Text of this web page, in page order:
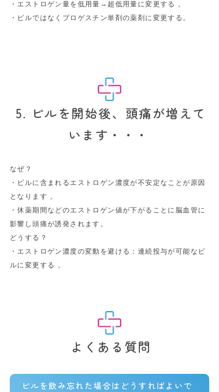
・エストロゲン量を低用量→超低用量に変更する 。
・ピルではなくプロゲスチン単剤の薬剤に変更する。
5. ピルを開始後、頭痛が増えて
います・・・
なぜ？
・ピルに含まれるエストロゲン濃度が不安定なことが原因
となります 。
・休薬期間などのエストロゲン値が下がることに脳血管に
影響し頭痛が誘発されます。
どうする？
・エストロゲン濃度の変動を避ける：連続投与が可能なピ
ルに変更する 。
よくある質問
ピルを飲み忘れた場合はどうすればよいで